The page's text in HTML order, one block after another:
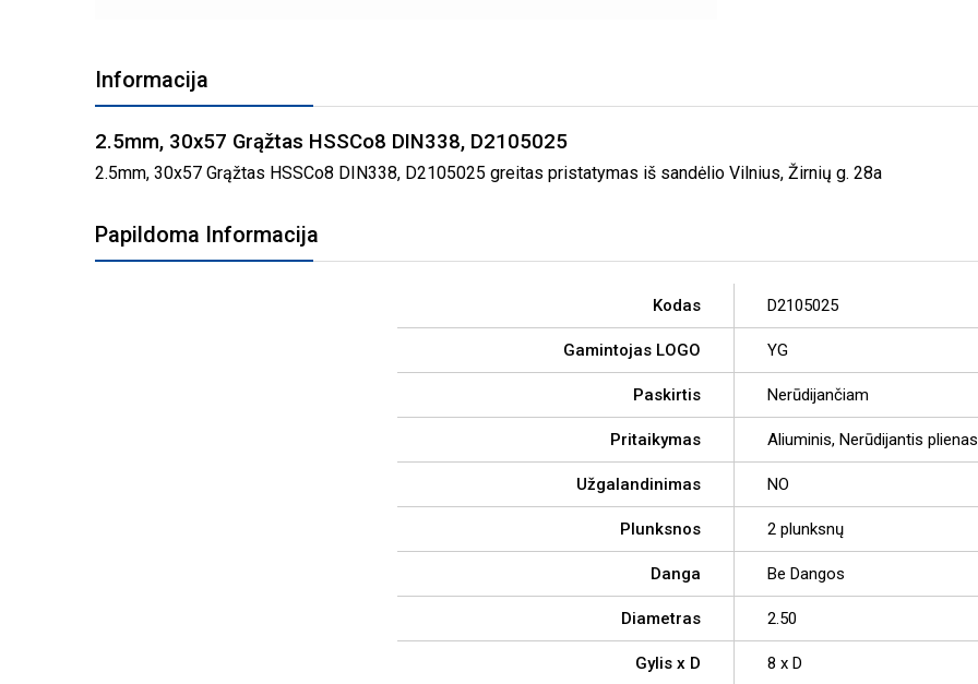
PAVEIKSLĖLIŲ
GALERIJOS
Informacija
2.5mm, 30x57 Grąžtas HSSCo8 DIN338, D2105025
2.5mm, 30x57 Grąžtas HSSCo8 DIN338, D2105025 greitas pristatymas iš sandėlio Vilnius, Žirnių g. 28a
Papildoma Informacija
Kodas D2105025
Gamintojas LOGO YG
Paskirtis Nerūdijančiam
Pritaikymas Aliuminis, Nerūdijantis
Užgalandinimas NO
Plunksnos 2 plunksnų
Danga Be Dangos
Diametras 2.50
Gylis x D 8 x D